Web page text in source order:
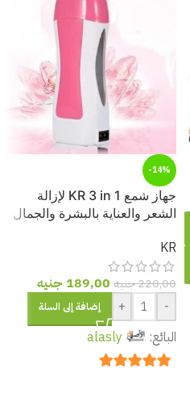
-14%
جهاز شمع KR 3 in 1 لإزالة
الشعر والعناية بالبشرة والجمال
الاستخدامات
KR
220,00جنيه 189,00 جنيه
-
+ إضافة إلى السلة
البائع: alasly